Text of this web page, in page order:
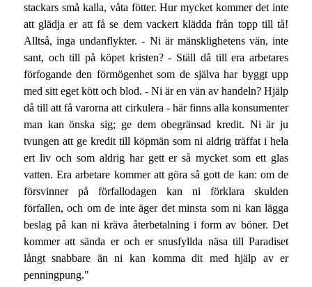
stackars små kalla, våta fötter. Hur mycket kommer det inte
att glädja er att få se dem vackert klädda från topp till tå!
Alltså, inga undanflykter. - Ni är mänsklighetens vän, inte
sant, och till på köpet kristen? - Ställ då till era arbetares
förfogande den förmögenhet som de själva har byggt upp
med sitt eget kött och blod. - Ni är en vän av handeln? Hjälp
då till att få varorna att cirkulera - här finns alla konsumenter
man kan önska sig; ge dem obegränsad kredit. Ni är ju
tvungen att ge kredit till köpmän som ni aldrig träffat i hela
ert liv och som aldrig har gett er så mycket som ett glas
vatten. Era arbetare kommer att göra så gott de kan: om de
försvinner på förfallodagen kan ni förklara skulden
förfallen, och om de inte äger det minsta som ni kan lägga
beslag på kan ni kräva återbetalning i form av böner. Det
kommer att sända er och er snusfyllda näsa till Paradiset
långt snabbare än ni kan komma dit med hjälp av er
penningpung."